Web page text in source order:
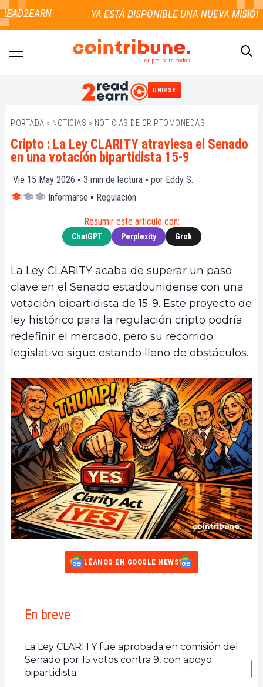
cripto para todos
UNIRSE
PORTADA » NOTICIAS » NOTICIAS DE CRIPTOMONEDAS
Cripto : La Ley CLARITY atraviesa el Senado
en una votación bipartidista 15-9
Vie 15 May 2026 ▪ 3 min de lectura ▪ por Eddy S.
Informarse ▪ Regulación
Resumir este artículo con:
ChatGPT Perplexity Grok
La Ley CLARITY acaba de superar un paso
clave en el Senado estadounidense con una
votación bipartidista de 15-9. Este proyecto de
ley histórico para la regulación cripto podría
redefinir el mercado, pero su recorrido
legislativo sigue estando lleno de obstáculos.
LÉANOS EN GOOGLE NEWS
En breve
La Ley CLARITY fue aprobada en comisión del
Senado por 15 votos contra 9, con apoyo
bipartidista.